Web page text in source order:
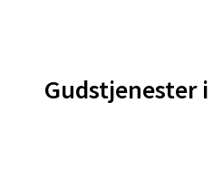
Gudstjenester